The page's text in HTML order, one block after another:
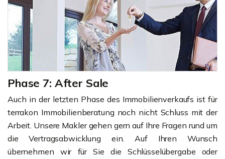
Phase 7: After Sale
Auch in der letzten Phase des Immobilienverkaufs ist für
terrakon Immobilienberatung noch nicht Schluss mit der
Arbeit. Unsere Makler gehen gern auf Ihre Fragen rund um
die Vertragsabwicklung ein. Auf Ihren Wunsch
übernehmen wir für Sie die Schlüsselübergabe oder